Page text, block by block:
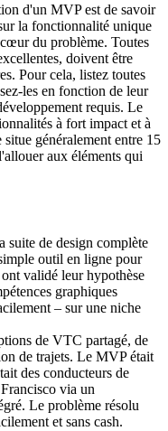
d'un MVP est de savoir
la fonctionnalité unique
du problème. Toutes
doivent être
Pour cela, listez toutes
les en fonction de leur
requis. Le
à fort impact et à
généralement entre 15
aux éléments qui
suite de design complète
outil en ligne pour
validé leur hypothèse
graphiques
– sur une niche
de VTC partagé, de
de trajets. Le MVP était
des conducteurs de
via un
Le problème résolu
et sans cash.